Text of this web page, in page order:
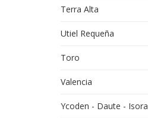
Terra Alta
Utiel Requeña
Toro
Valencia
Ycoden - Daute - Isora